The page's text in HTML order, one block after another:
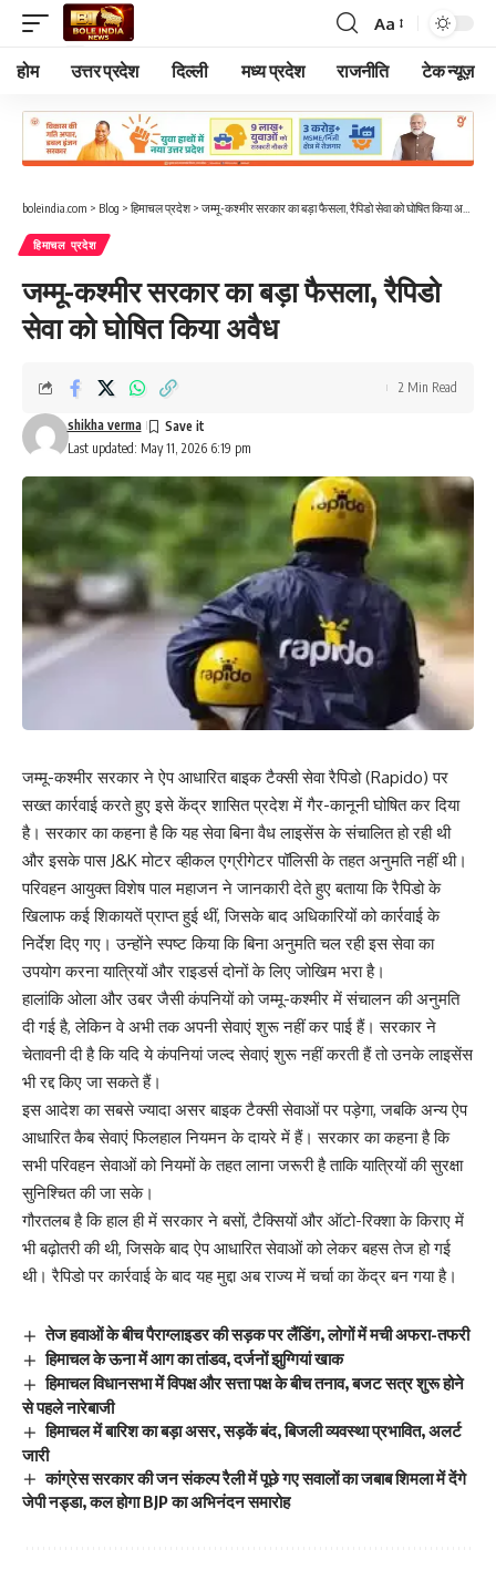
Font
Resizer
Aa
होम उत्तर प्रदेश दिल्ली मध्य प्रदेश राजनीति टेक न्यूज़
boleindia.com > Blog > हिमाचल प्रदेश> जम्मू-कश्मीर सरकार का बड़ा फैसला, रैपिडो सेवा को घोषित किया अवैध
हिमाचल प्रदेश
जम्मू-कश्मीर सरकार का बड़ा फैसला, रैपिडो
सेवा को घोषित किया अवैध
Last updated: May 11, 2026 6:19 pm
shikha verma
2 Min Read
जम्मू-कश्मीर सरकार ने ऐप आधारित बाइक टैक्सी सेवा रैपिडो (Rapido) पर
सख्त कार्रवाई करते हुए इसे केंद्र शासित प्रदेश में गैर-कानूनी घोषित कर दिया
है। सरकार का कहना है कि यह सेवा बिना वैध लाइसेंस के संचालित हो रही थी
और इसके पास J&K मोटर व्हीकल एग्रीगेटर पॉलिसी के तहत अनुमति नहीं थी।
परिवहन आयुक्त विशेष पाल महाजन ने जानकारी देते हुए बताया कि रैपिडो के
खिलाफ कई शिकायतें प्राप्त हुई थीं, जिसके बाद अधिकारियों को कार्रवाई के
निर्देश दिए गए। उन्होंने स्पष्ट किया कि बिना अनुमति चल रही इस सेवा का
उपयोग करना यात्रियों और राइडर्स दोनों के लिए जोखिम भरा है।
हालांकि ओला और उबर जैसी कंपनियों को जम्मू-कश्मीर में संचालन की अनुमति
दी गई है, लेकिन वे अभी तक अपनी सेवाएं शुरू नहीं कर पाई हैं। सरकार ने
चेतावनी दी है कि यदि ये कंपनियां जल्द सेवाएं शुरू नहीं करती हैं तो उनके लाइसेंस
भी रद्द किए जा सकते हैं।
इस आदेश का सबसे ज्यादा असर बाइक टैक्सी सेवाओं पर पड़ेगा, जबकि अन्य ऐप
आधारित कैब सेवाएं फिलहाल नियमन के दायरे में हैं। सरकार का कहना है कि
सभी परिवहन सेवाओं को नियमों के तहत लाना जरूरी है ताकि यात्रियों की सुरक्षा
सुनिश्चित की जा सके।
गौरतलब है कि हाल ही में सरकार ने बसों, टैक्सियों और ऑटो-रिक्शा के किराए में
भी बढ़ोतरी की थी, जिसके बाद ऐप आधारित सेवाओं को लेकर बहस तेज हो गई
थी। रैपिडो पर कार्रवाई के बाद यह मुद्दा अब राज्य में चर्चा का केंद्र बन गया है।
तेज हवाओं के बीच पैराग्लाइडर की सड़क पर लैंडिंग, लोगों में मची अफरा-तफरी
हिमाचल के ऊना में आग का तांडव, दर्जनों झुग्गियां खाक
हिमाचल विधानसभा में विपक्ष और सत्ता पक्ष के बीच तनाव, बजट सत्र शुरू होने
से पहले नारेबाजी
हिमाचल में बारिश का बड़ा असर, सड़कें बंद, बिजली व्यवस्था प्रभावित, अलर्ट
जारी
कांग्रेस सरकार की जन संकल्प रैली में पूछे गए सवालों का जबाब शिमला में देंगे
जेपी नड्डा, कल होगा BJP का अभिनंदन समारोह